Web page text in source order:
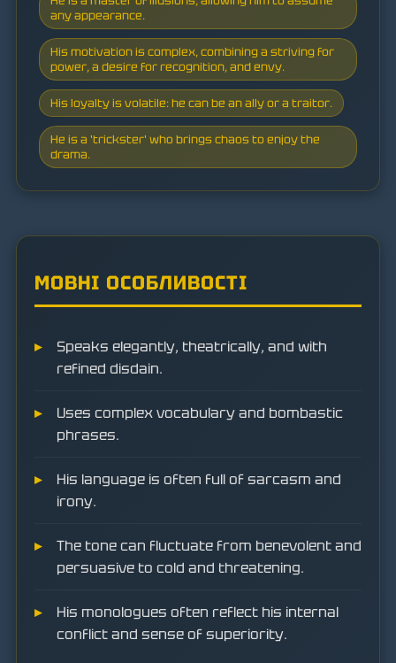
any appearance.
His motivation is complex, combining a striving for
power, a desire for recognition, and envy.
His loyalty is volatile: he can be an ally or a traitor.
He is a 'trickster' who brings chaos to enjoy the
drama.
МОВНІ ОСОБЛИВОСТІ
Speaks elegantly, theatrically, and with
refined disdain.
Uses complex vocabulary and bombastic
phrases.
His language is often full of sarcasm and
irony.
The tone can fluctuate from benevolent and
persuasive to cold and threatening.
His monologues often reflect his internal
conflict and sense of superiority.